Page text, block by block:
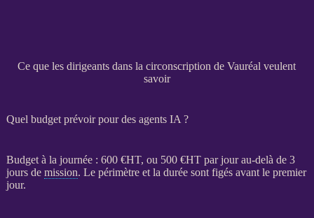
Ce que les dirigeants dans la circonscription de Vauréal veulent
savoir
Quel budget prévoir pour des agents IA ?
Budget à la journée : 600 €HT, ou 500 €HTpar jour au-delà de 3
jours de mission. Le périmètre et la durée sont figés avant le premier
jour.